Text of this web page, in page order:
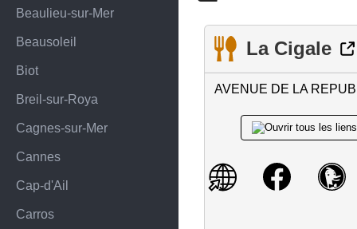
Beaulieu-sur-Mer
Beausoleil
Biot
Breil-sur-Roya
Cagnes-sur-Mer
Cannes
Cap-d'Ail
Carros
La Cigale
AVENUE DE LA